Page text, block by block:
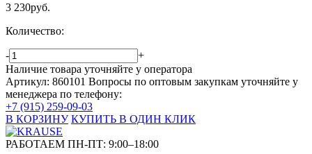
3 230руб.
Количество:
-
+
Наличие товара уточняйте у оператора
Артикул: 860101 Вопросы по оптовым закупкам уточняйте у
менеджера по телефону:
+7 (915) 259-09-03
В КОРЗИНУ КУПИТЬ В ОДИН КЛИК
РАБОТАЕМ ПН-ПТ: 9:00–18:00